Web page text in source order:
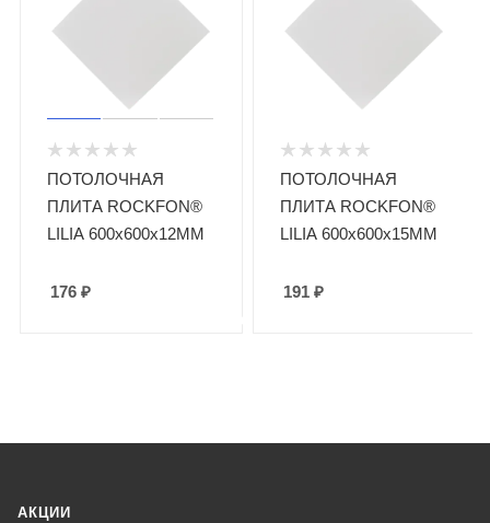
ПОТОЛОЧНАЯ
ПЛИТА ROCKFON®
LILIA 600x600x12ММ
176 ₽
ПОТОЛОЧНАЯ
ПЛИТА ROCKFON®
LILIA 600x600x15ММ
191 ₽
АКЦИИ